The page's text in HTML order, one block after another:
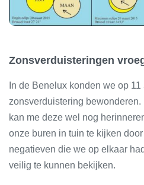
Zonsverduisteringen
In de Benelux konden we op
zonsverduistering
kan me deze wel nog
onze buren in tuin te kijken
negatieven die we op elkaar
veilig te kunnen bekijken.